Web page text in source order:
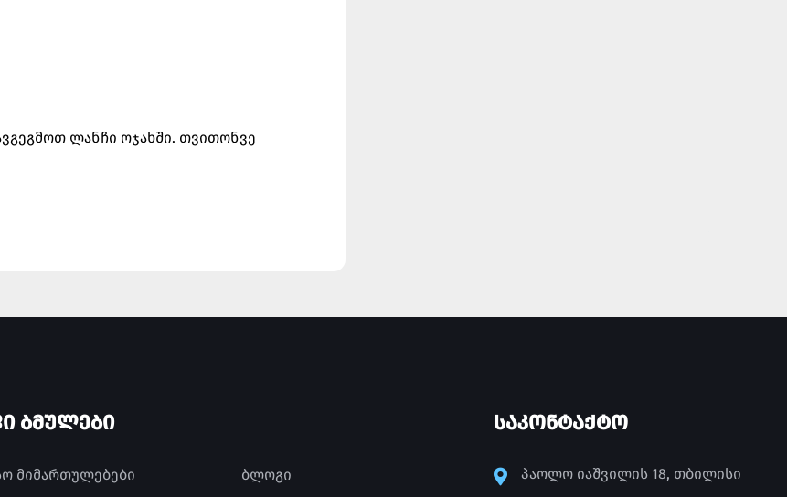
ლანჩი ოჯახში. თვითონვე
ᲑᲛᲣᲚᲔᲑᲘ
მიმართულებები ბლოგი
ᲡᲐᲙᲝᲜᲢᲐᲥᲢᲝ
პაოლო იაშვილის 18, თბილისი